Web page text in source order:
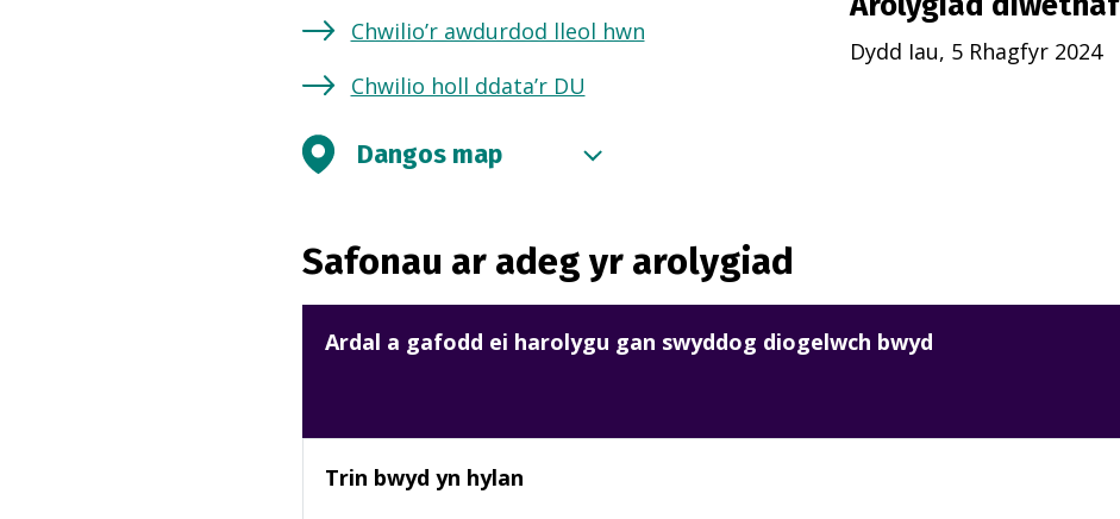
Chwilio’r awdurdod lleol hwn
Chwilio holl ddata’r DU
Dydd Iau, 5 Rhagfyr 2024
Dangos map
Safonau ar adeg yr arolygiad
Ardal a gafodd ei harolygu gan swyddog diogelwch bwyd
Trin bwyd yn hylan